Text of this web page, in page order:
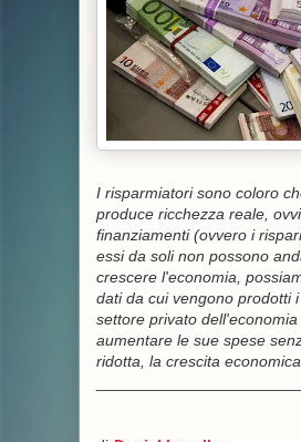
I risparmiatori sono coloro
produce ricchezza reale,
finanziamenti (ovvero i
essi da soli non possono
crescere l'economia,
dati da cui vengono prodotti
settore privato
aumentare le sue spese
ridotta, la crescita